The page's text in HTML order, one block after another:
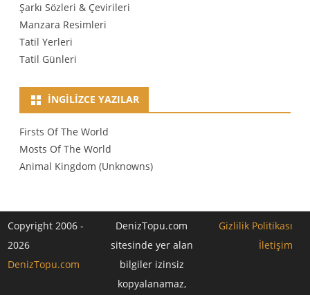
Şarkı Sözleri & Çevirileri
Manzara Resimleri
Tatil Yerleri
Tatil Günleri
İNGILIZCE YAZILAR
Firsts Of The World
Mosts Of The World
Animal Kingdom (Unknowns)
Copyright 2006 -
2026
DenizTopu.com
DenizTopu.com
sitesinde yer alan
bilgiler izinsiz
kopyalanamaz,
Gizlilik Politikası
İletişim